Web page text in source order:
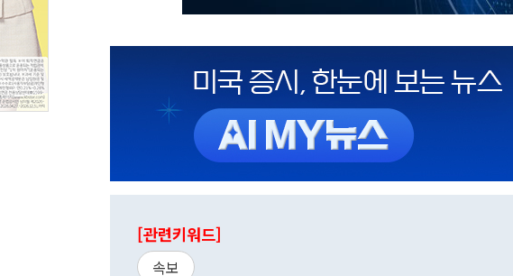
[관련키워드]
속보